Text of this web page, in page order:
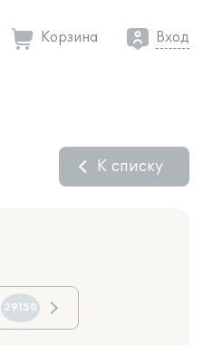
Корзина Вход
К списку
29150